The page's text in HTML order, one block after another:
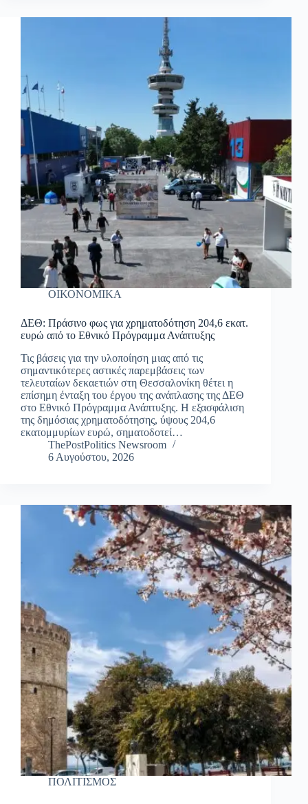
ΟΙΚΟΝΟΜΙΚΑ
ΔΕΘ: Πράσινο φως για χρηματοδότηση 204,6 εκατ.
ευρώ από το Εθνικό Πρόγραμμα Ανάπτυξης
Τις βάσεις για την υλοποίηση μιας από τις
σημαντικότερες αστικές παρεμβάσεις των
τελευταίων δεκαετιών στη Θεσσαλονίκη θέτει η
επίσημη ένταξη του έργου της ανάπλασης της ΔΕΘ
στο Εθνικό Πρόγραμμα Ανάπτυξης. Η εξασφάλιση
της δημόσιας χρηματοδότησης, ύψους 204,6
εκατομμυρίων ευρώ, σηματοδοτεί…
ThePostPolitics Newsroom
6 Αυγούστου, 2026
ΠΟΛΙΤΙΣΜΟΣ